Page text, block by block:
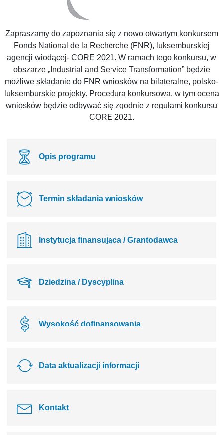
Zapraszamy do zapoznania się z nowo otwartym konkursem
Fonds National de la Recherche (FNR), luksemburskiej
agencji wiodącej- CORE 2021. W ramach tego konkursu, w
obszarze „Industrial and Service Transformation” będzie
możliwe składanie do FNR wniosków na bilateralne, polsko-
luksemburskie projekty. Procedura konkursowa, w tym ocena
wniosków będzie odbywać się zgodnie z regułami konkursu
CORE 2021.
Opis programu
Termin składania wniosków
Instytucja finansująca / Grantodawca
Dziedzina / Dyscyplina
Wysokość dofinansowania
Data aktualizacji informacji
Kontakt